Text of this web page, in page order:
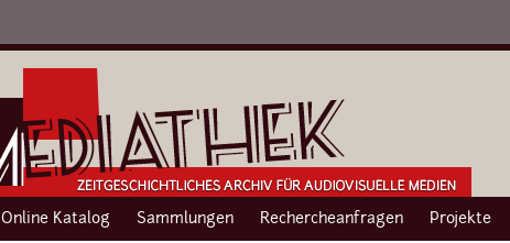
Online Katalog Sammlungen Rechercheanfragen Projekte